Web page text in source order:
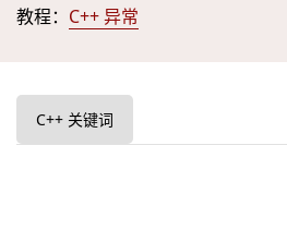
教程： C++ 异常
C++ 关键词